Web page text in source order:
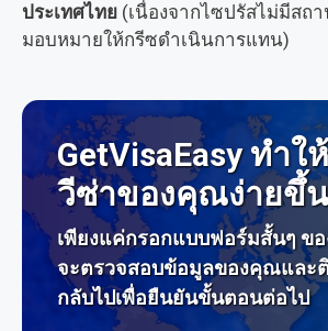
ประเทศไทย (เนื่องจากไซปรัสไม่มีสถ
มอบหมายให้กรีซดำเนินการแทน)
GetVisaEasy ทำใ
วีซ่าของคุณง่ายขึ้น
เพียงแค่กรอกแบบฟอร์มสั้นๆ ขอ
จะตรวจสอบข้อมูลของคุณแล
กลับไปเพื่อยืนยันขั้นตอนต่อไป